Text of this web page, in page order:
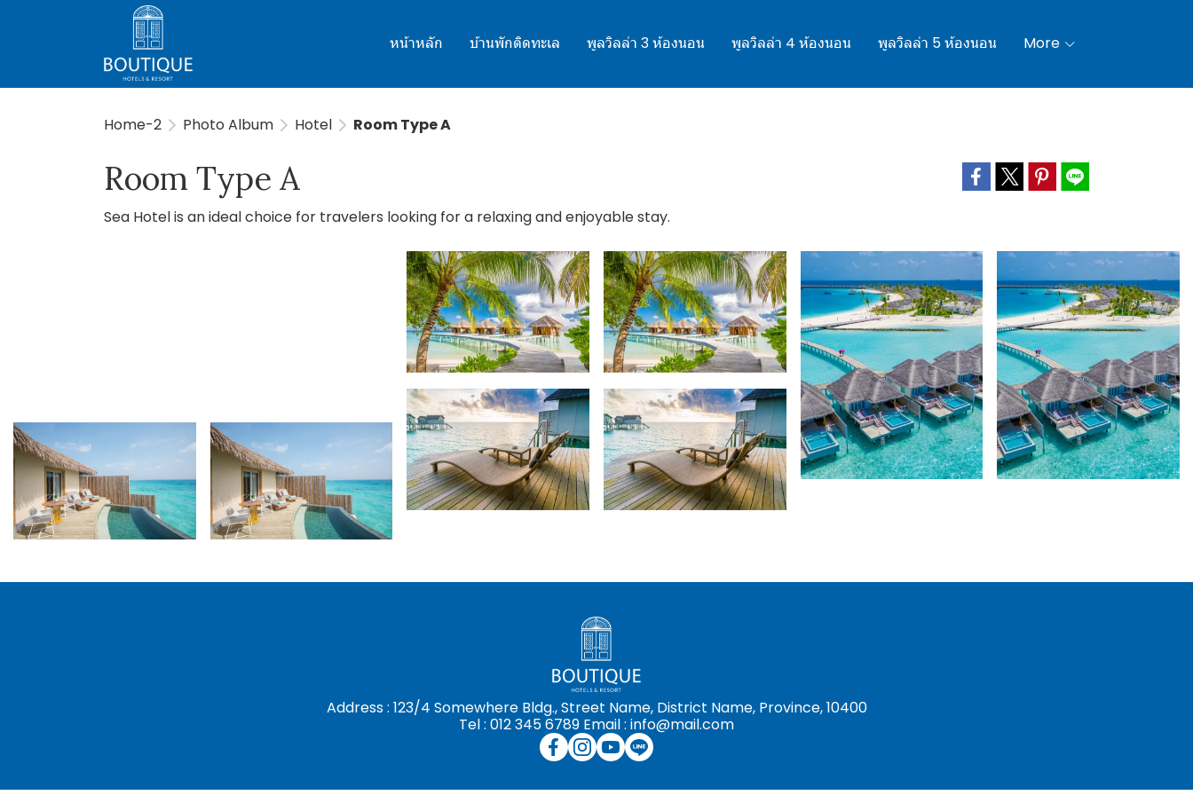
หน้าหลัก บ้านพักติดทะเล พูลวิลล่า 3 ห้องนอน พูลวิลล่า 4 ห้องนอน พูลวิลล่า 5 ห้องนอน More
Home-2 Photo Album Hotel Room Type A
Room Type A
Sea Hotel is an ideal choice for travelers looking for a relaxing and enjoyable stay.
Address : 123/4 Somewhere Bldg., Street Name, District Name, Province, 10400
Tel : 012 345 6789 Email : info@mail.com